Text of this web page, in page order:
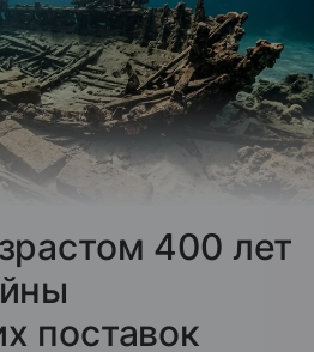
400 лет
поставок